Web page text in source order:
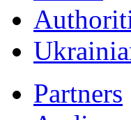
Partners